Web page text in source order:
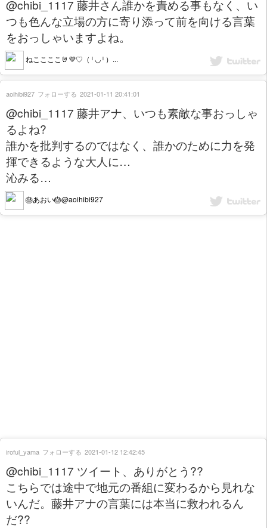
@chibi_1117 藤井さん誰かを責める事もなく、い
つも色んな立場の方に寄り添って前を向ける言葉
をおっしゃいますよね。
ねここここ🤘💜♡（ ˡ ◡ ˡ ）...
@chibi_1117 藤井アナ、いつも素敵な事おっしゃ
るよね?
誰かを批判するのではなく、誰かのために力を発
揮できるような大人に…
沁みる…
🎂あおい🎂@aoihibi927
aoihibi927 フォローする 2021-01-11 20:41:01
@chibi_1117 ツイート、ありがとう??
こちらでは途中で地元の番組に変わるから見れな
いんだ。藤井アナの言葉には本当に救われるん
だ??
iroful_yama フォローする 2021-01-12 12:42:45